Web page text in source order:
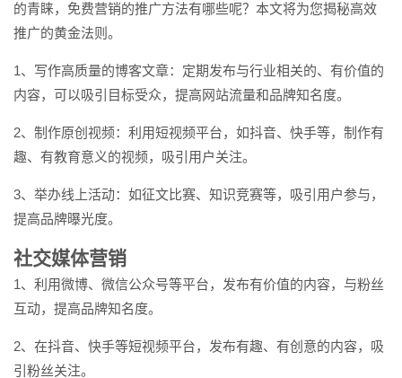
的青睐，免费营销的推广方法有哪些呢？本文将为您揭秘高效
推广的黄金法则。
1、写作高质量的博客文章：定期发布与行业相关的、有价值的
内容，可以吸引目标受众，提高网站流量和品牌知名度。
2、制作原创视频：利用短视频平台，如抖音、快手等，制作有
趣、有教育意义的视频，吸引用户关注。
3、举办线上活动：如征文比赛、知识竞赛等，吸引用户参与，
提高品牌曝光度。
社交媒体营销
1、利用微博、微信公众号等平台，发布有价值的内容，与粉丝
互动，提高品牌知名度。
2、在抖音、快手等短视频平台，发布有趣、有创意的内容，吸
引粉丝关注。